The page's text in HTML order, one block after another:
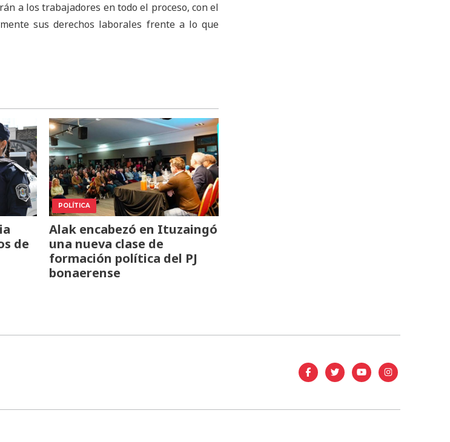
a los trabajadores en todo el proceso, con el
sus derechos laborales frente a lo que
de
POLÍTICA
Alak encabezó en Ituzaingó
una nueva clase de
formación política del PJ
bonaerense